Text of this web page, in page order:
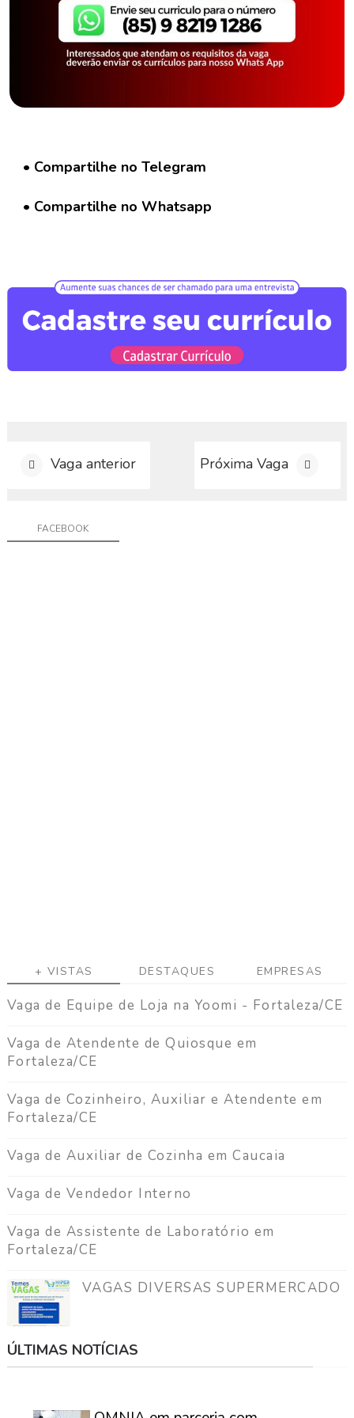
n
t
o
• Compartilhe no Telegram
• Compartilhe no Whatsapp
Vaga anterior Próxima Vaga
FACEBOOK
+ VISTAS DESTAQUES EMPRESAS
Vaga de Equipe de Loja na Yoomi - Fortaleza/CE
Vaga de Atendente de Quiosque em
Fortaleza/CE
Vaga de Cozinheiro, Auxiliar e Atendente em
Fortaleza/CE
Vaga de Auxiliar de Cozinha em Caucaia
Vaga de Vendedor Interno
Vaga de Assistente de Laboratório em
Fortaleza/CE
VAGAS DIVERSAS SUPERMERCADO
ÚLTIMAS NOTÍCIAS